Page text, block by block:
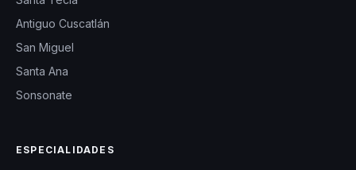
Antiguo Cuscatlán
San Miguel
Santa Ana
Sonsonate
ESPECIALIDADES